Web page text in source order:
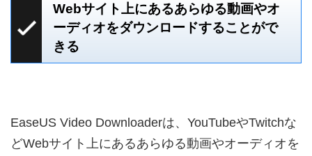
Webサイト上にあるあらゆる動画やオ
ーディオをダウンロードすることがで
きる
EaseUS Video Downloaderは、YouTubeやTwitchな
どWebサイト上にあるあらゆる動画やオーディオを